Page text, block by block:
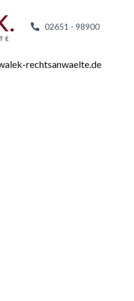
02651 - 98900
rechtsanwaelte.de